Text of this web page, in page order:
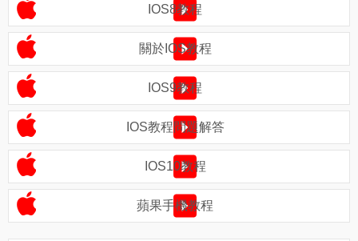
IOS8教程
關於IOS教程
IOS9教程
IOS教程問題解答
IOS10教程
蘋果手機教程